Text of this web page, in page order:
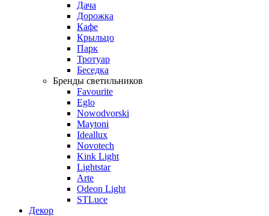
Дача
Дорожка
Кафе
Крыльцо
Парк
Тротуар
Беседка
Бренды светильников
Favourite
Eglo
Nowodvorski
Maytoni
Ideallux
Novotech
Kink Light
Lightstar
Arte
Odeon Light
STLuce
Декор